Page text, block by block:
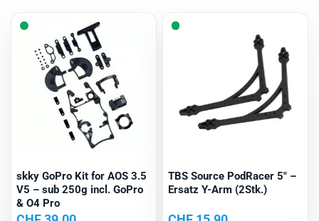
skky GoPro Kit for AOS 3.5
V5 – sub 250g incl. GoPro
& O4 Pro
TBS Source PodRacer 5″ –
Ersatz Y-Arm (2Stk.)